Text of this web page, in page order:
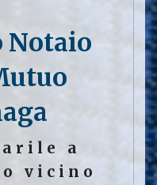
Notaio
a
vicino